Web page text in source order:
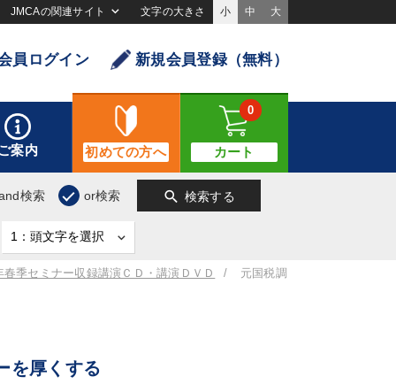
JMCAの関連サイト 文字の大きさ 小 中 大
員ログイン 新規会員登録（無料）
案内 初めての方へ カート
0
検索 or検索 search 検索する
春季セミナー収録講演ＣＤ・講演ＤＶＤ
元国税調
を厚くする